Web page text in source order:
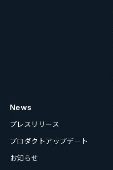
News
プレスリリース
プロダクトアップデート
お知らせ